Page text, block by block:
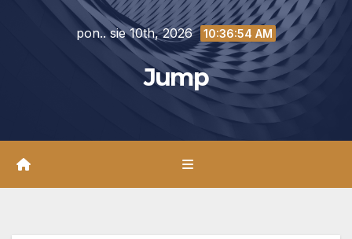
pon.. sie 10th, 2026 10:36:56 AM
Jump